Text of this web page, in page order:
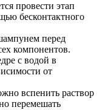
провести этап
бесконтактного
перед
компонентов.
с водой в
от
вспенить раствор
перемешать